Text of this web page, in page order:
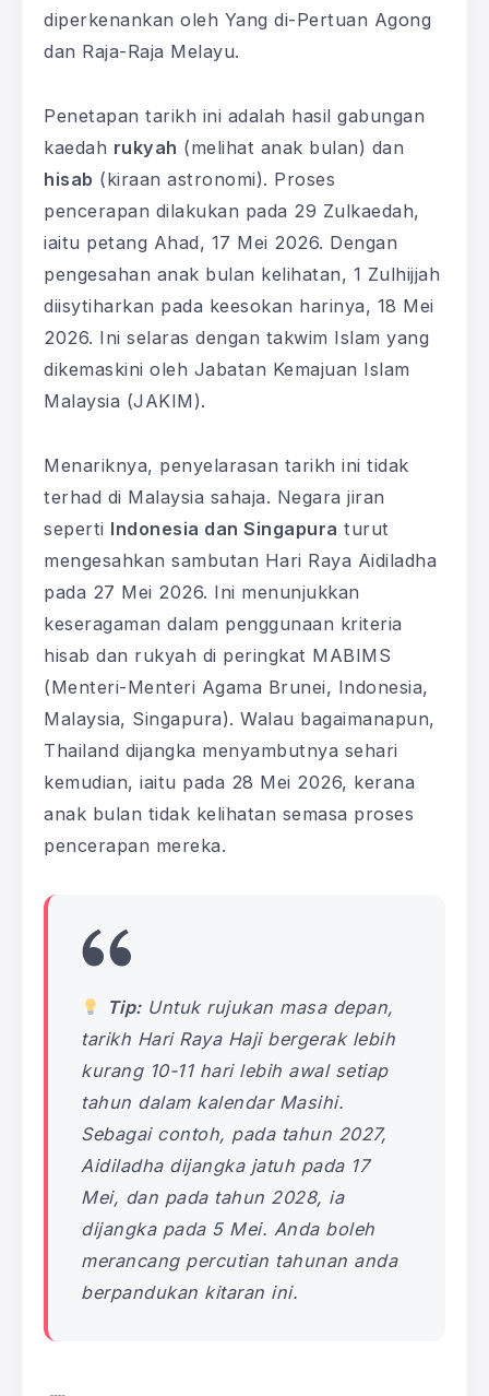
diperkenankan oleh Yang di-Pertuan Agong
dan Raja-Raja Melayu.
Penetapan tarikh ini adalah hasil gabungan
kaedah rukyah (melihat anak bulan) dan
hisab (kiraan astronomi). Proses
pencerapan dilakukan pada 29 Zulkaedah,
iaitu petang Ahad, 17 Mei 2026. Dengan
pengesahan anak bulan kelihatan, 1 Zulhijjah
diisytiharkan pada keesokan harinya, 18 Mei
2026. Ini selaras dengan takwim Islam yang
dikemaskini oleh Jabatan Kemajuan Islam
Malaysia (JAKIM).
Menariknya, penyelarasan tarikh ini tidak
terhad di Malaysia sahaja. Negara jiran
seperti Indonesia dan Singapura turut
mengesahkan sambutan Hari Raya Aidiladha
pada 27 Mei 2026. Ini menunjukkan
keseragaman dalam penggunaan kriteria
hisab dan rukyah di peringkat MABIMS
(Menteri-Menteri Agama Brunei, Indonesia,
Malaysia, Singapura). Walau bagaimanapun,
Thailand dijangka menyambutnya sehari
kemudian, iaitu pada 28 Mei 2026, kerana
anak bulan tidak kelihatan semasa proses
pencerapan mereka.
Tip:Untuk rujukan masa depan,
tarikh Hari Raya Haji bergerak lebih
kurang 10-11 hari lebih awal setiap
tahun dalam kalendar Masihi.
Sebagai contoh, pada tahun 2027,
Aidiladha dijangka jatuh pada 17
Mei, dan pada tahun 2028, ia
dijangka pada 5 Mei. Anda boleh
merancang percutian tahunan anda
berpandukan kitaran ini.